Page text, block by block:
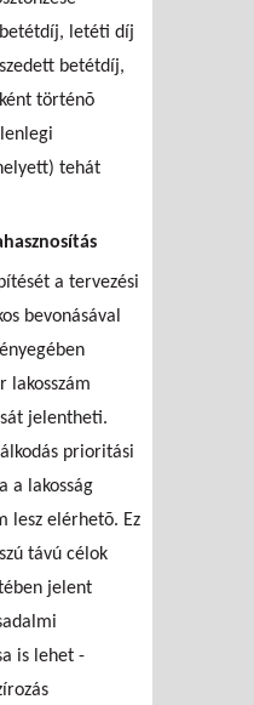
letéti díj
betétdíj,
történõ
tehát
a tervezési
bevonásával
lakosszám
jelentheti.
prioritási
a lakosság
lesz elérhetõ. Ez
távú célok
jelent
is lehet -